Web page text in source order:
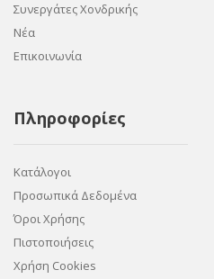
Συνεργάτες Χονδρικής
Νέα
Επικοινωνία
Πληροφορίες
Κατάλογοι
Προσωπικά Δεδομένα
Όροι Χρήσης
Πιστοποιήσεις
Χρήση Cookies